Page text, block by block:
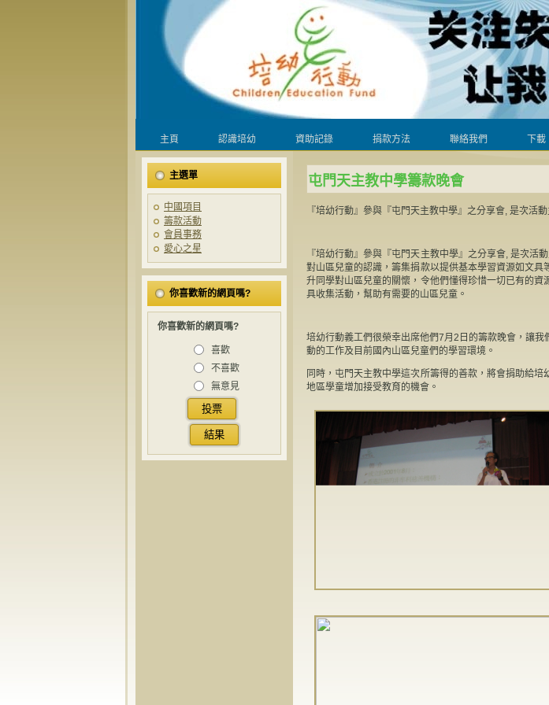
主頁 認識培幼 資助記錄 捐款方法 聯絡我們 下載
主選單
中國項目
籌款活動
會員事務
愛心之星
你喜歡新的網頁嗎?
你喜歡新的網頁嗎?
喜歡
不喜歡
無意見
屯門天主教中學籌款晚會
『培幼行動』參與『屯門天主教中學』之分享會, 是次活
『培幼行動』參與『屯門天主教中學』之分享會, 是次活
對山區兒童的認識，籌集捐款以提供基本學習資源如文
升同學對山區兒童的關懷，令他們懂得珍惜一切已有的
具收集活動，幫助有需要的山區兒童。
培幼行動義工們很榮幸出席他們7月2日的籌款晚會，讓
動的工作及目前國內山區兒童們的學習環境。
同時，屯門天主教中學這次所籌得的善款，將會捐助給
地區學童增加接受教育的機會。